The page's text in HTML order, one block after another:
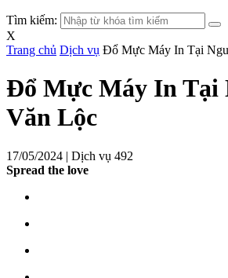
Tìm kiếm:
X
Trang chủ Dịch vụ Đổ Mực Máy In Tại
Đổ Mực Máy In Tại
Văn Lộc
17/05/2024 | Dịch vụ 492
Spread the love